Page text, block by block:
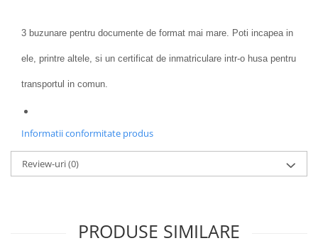
3 buzunare pentru documente de format mai mare. Poti incapea in
ele, printre altele, si un certificat de inmatriculare intr-o husa pentru
transportul in comun.
Informatii conformitate produs
Review-uri(0)
PRODUSE SIMILARE